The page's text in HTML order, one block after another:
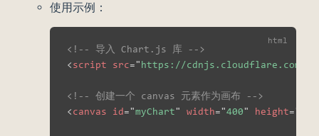
使用示例：
<!-- 导入 Chart.js 库 -->
<script src="https://cdnjs.cloudflare.com/
<!-- 创建一个 canvas 元素作为画布 -->
<canvas id="myChart" width="400" height="